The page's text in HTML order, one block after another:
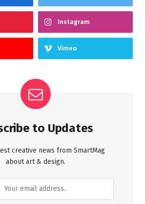
Instagram
Vimeo
to Updates
creative news from SmartMag
about art & design.